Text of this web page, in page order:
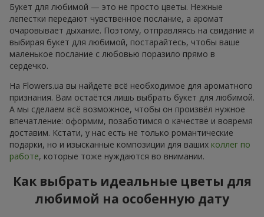
Букет для любимой — это не просто цветы. Нежные
лепестки передают чувственное послание, а аромат
очаровывает дыхание. Поэтому, отправляясь на свидание и
выбирая букет для любимой, постарайтесь, чтобы ваше
маленькое послание с любовью поразило прямо в
сердечко.
На Flowers.ua вы найдете всё необходимое для ароматного
признания. Вам остаётся лишь выбрать букет для любимой.
А мы сделаем всё возможное, чтобы он произвёл нужное
впечатление: оформим, позаботимся о качестве и вовремя
доставим. Кстати, у нас есть не только романтические
подарки, но и изысканные композиции для ваших коллег по
работе, которые тоже нуждаются во внимании.
Как выбрать идеальные цветы для
любимой на особенную дату